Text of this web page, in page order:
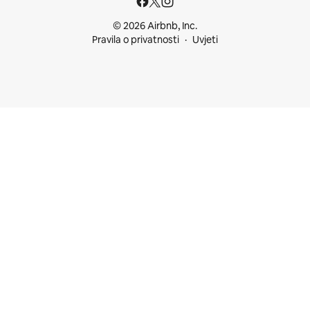
© 2026 Airbnb, Inc.
Pravila o privatnosti
Uvjeti